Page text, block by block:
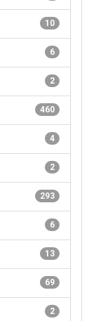
10
6
2
460
4
2
293
6
13
69
2